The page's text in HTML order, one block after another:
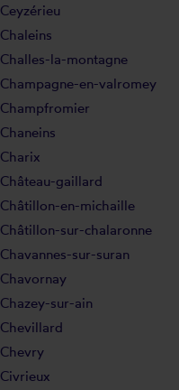
Ceyzérieu
Chaleins
Challes-la-montagne
Champagne-en-valromey
Champfromier
Chaneins
Charix
Château-gaillard
Châtillon-en-michaille
Châtillon-sur-chalaronne
Chavannes-sur-suran
Chavornay
Chazey-sur-ain
Chevillard
Chevry
Civrieux